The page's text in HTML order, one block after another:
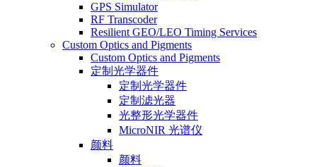
GPS Simulator
RF Transcoder
Resilient GEO/LEO Timing Services
Custom Optics and Pigments
Custom Optics and Pigments
定制光学器件
定制光学器件
定制滤光器
光整形光学器件
MicroNIR 光谱仪
颜料
颜料